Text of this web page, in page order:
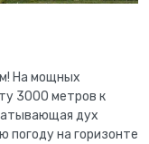
На мощных
3000 метров к
дух
погоду на горизонте